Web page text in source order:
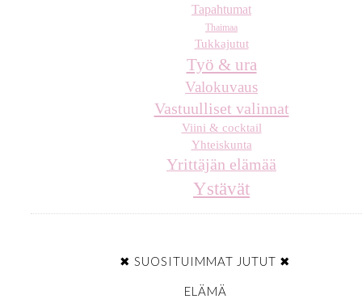
Tapahtumat
Thaimaa
Tukkajutut
Työ & ura
Valokuvaus
Vastuulliset valinnat
Viini & cocktail
Yhteiskunta
Yrittäjän elämää
Ystävät
✖ SUOSITUIMMAT JUTUT ✖
ELÄMÄ